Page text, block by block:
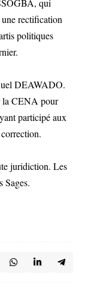
qui
rectification
politiques
DEAWADO.
la CENA pour
participé aux
juridiction. Les
Sages.